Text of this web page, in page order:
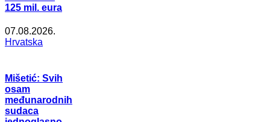
125 mil. eura
07.08.2026.
Hrvatska
Mišetić: Svih
osam
međunarodnih
sudaca